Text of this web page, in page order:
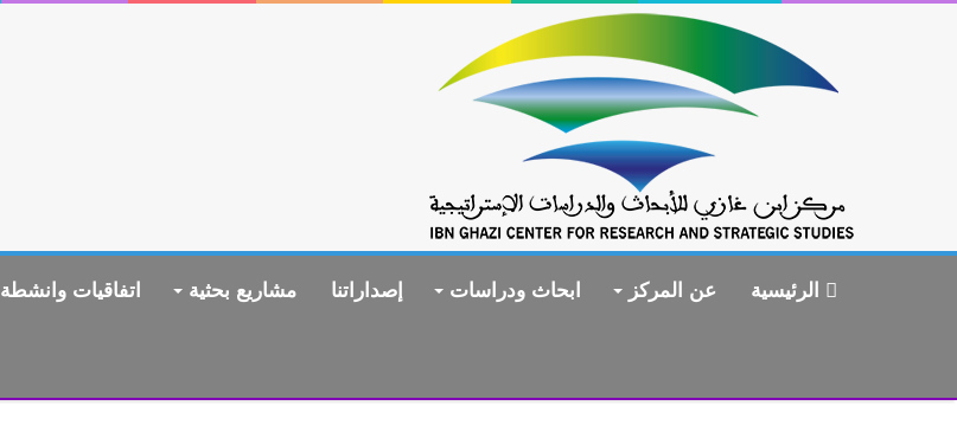
الرئيسية عن المركز ابحاث ودراسات إصداراتنا مشاريع بحثية اتفاقيات وانشطة